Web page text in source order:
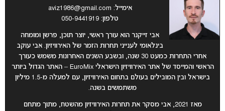
אימייל: aviz1986@gmail.com
טלפון: 050-9441919
אבי זייקנר הוא עורך ראשי, יוצר תוכן, פרשן ומומחה
בינלאומי לענייני תחרות הזמר של האירוויזיון. אבי עוקב
אחרי התחרות כמעט 30 שנה, ובשבע השנים האחרונות משמש כעורך
הראשי והמייסד של אתר האירוויזיון הישראלי EuroMix – האתר הגדול ביותר
בישראל ובין המובילים בעולם בתחום האירוויזיון, עם למעלה מ-1.5 מיליון
משתמשים בשנה.
מאז 2021, אבי מסקר את תחרות האירוויזיון מהשטח, מתוך מתחם